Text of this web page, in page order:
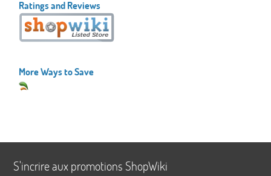
Ratings and Reviews
More Ways to Save
S'incrire aux promotions ShopWiki